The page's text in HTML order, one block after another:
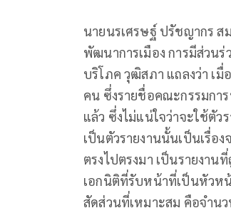
นายนรเศรษฐ์ ปรัชญากร ส
พัฒนาการเมือง การมีส่วน
บริโภค วุฒิสภา แถลงว่า เ
คน ซึ่งรายชื่อคณะกรรมกา
แล้ว ซึ่งไม่แน่ใจว่าจะใช้ตัว
เป็นตัวรายงานนั้นเป็นเรื่อง
ตรงไปตรงมา เป็นรายงา
เอกนิติที่รับหน้าที่เป็นหัวห
สัดส่วนที่เหมาะสม คือจำน